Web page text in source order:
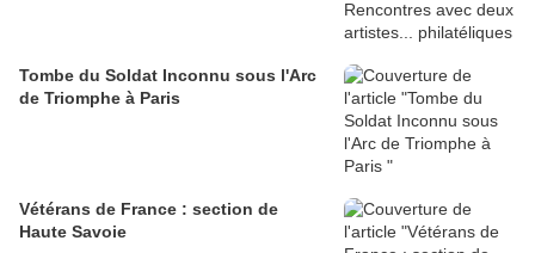
Tombe du Soldat Inconnu sous l'Arc
de Triomphe à Paris
Vétérans de France : section de
Haute Savoie